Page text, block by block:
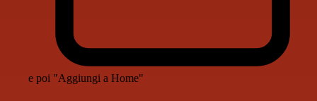
e poi "Aggiungi a Home"